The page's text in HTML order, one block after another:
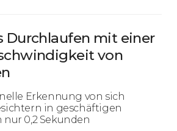
Durchlaufen mit einer
von
Erkennung von sich
in geschäftigen
0,2 Sekunden